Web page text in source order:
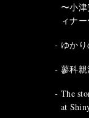
〜小
ィナー
ゆか
蓼科親
The
at